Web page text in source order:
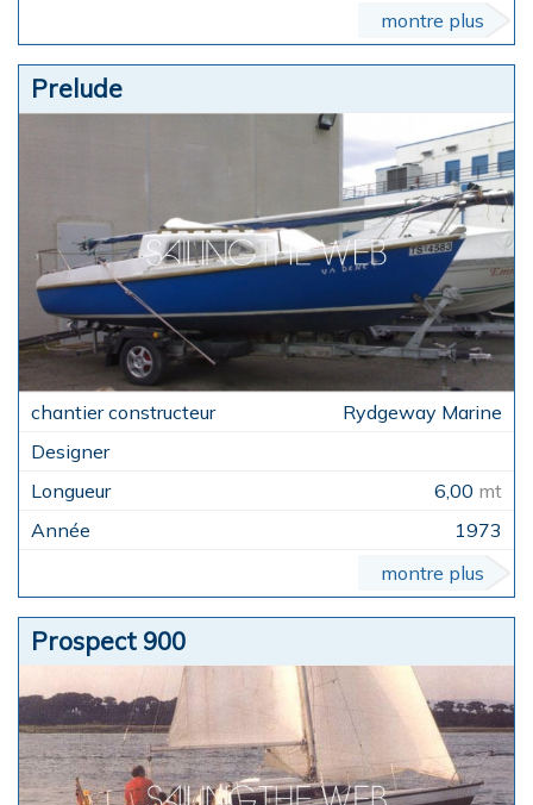
montre plus
Prelude
Rydgeway Marine
6,00 mt
1973
montre plus
Prospect 900